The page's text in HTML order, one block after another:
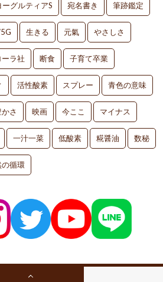
ーグルティアS 宛名書き 筆跡鑑定
生きる 元氣 やさしさ
ーラ社 断食 子育て卒業
活性酸素 スプレー 青色の意味
さ 映画 今ここ マイナス
一汁一菜 低酸素 糀醤油 数秘
の循環